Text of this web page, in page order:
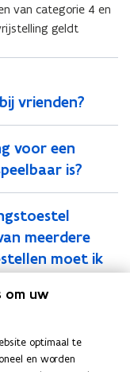
van categorie 4 en
geldt
vrienden?
voor een
is?
meerdere
moet ik
elektrisch
om uw
optimaal te
en worden